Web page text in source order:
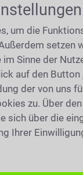
um die
setzen
Sinne der
auf den Button
der von uns
zu. Über
sich über die
Ihrer